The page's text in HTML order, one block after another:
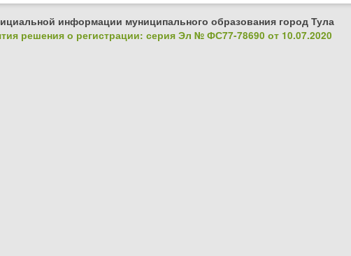
информации муниципального образования город Тула
решения о регистрации: серия Эл № ФС77-78690 от 10.07.2020